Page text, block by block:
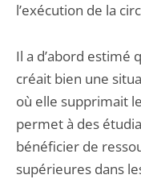
l’exécution de la
Il a d’abord estimé
créait bien une
où elle supprimait
permet à des
bénéficier de
supérieures dans